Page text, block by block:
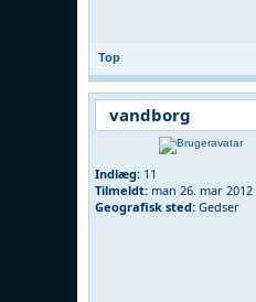
Top
vandborg
Indlæg: 11
Tilmeldt: man 26. mar 2012
Geografisk sted: Gedser